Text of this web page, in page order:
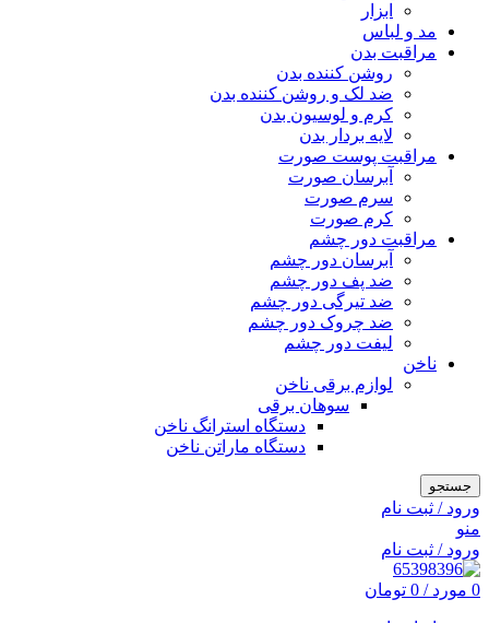
ابزار
مد و لباس
مراقبت بدن
روشن کننده بدن
ضد لک و روشن کننده بدن
کرم و لوسیون بدن
لایه بردار بدن
مراقبت پوست صورت
آبرسان صورت
سرم صورت
کرم صورت
مراقبت دور چشم
آبرسان دور چشم
ضد پف دور چشم
ضد تیرگی دور چشم
ضد چروک دور چشم
لیفت دور چشم
ناخن
لوازم برقی ناخن
سوهان برقی
دستگاه استرانگ ناخن
دستگاه ماراتن ناخن
جستجو
ورود / ثبت نام
منو
ورود / ثبت نام
0 مورد /
0 تومان